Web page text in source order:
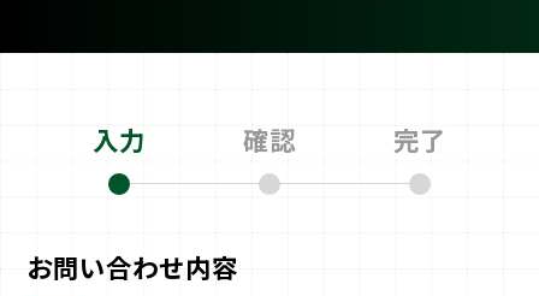
入力 確認 完了
お問い合わせ内容